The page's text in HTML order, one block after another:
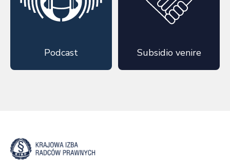
Podcast Subsidio venire